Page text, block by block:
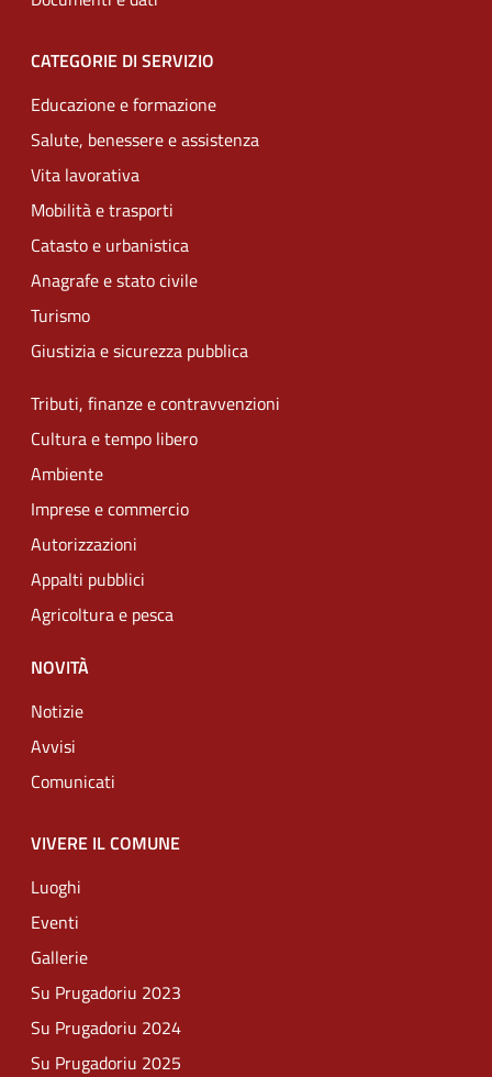
CATEGORIE DI SERVIZIO
Educazione e formazione
Salute, benessere e assistenza
Vita lavorativa
Mobilità e trasporti
Catasto e urbanistica
Anagrafe e stato civile
Turismo
Giustizia e sicurezza pubblica
Tributi, finanze e contravvenzioni
Cultura e tempo libero
Ambiente
Imprese e commercio
Autorizzazioni
Appalti pubblici
Agricoltura e pesca
NOVITÀ
Notizie
Avvisi
Comunicati
VIVERE IL COMUNE
Luoghi
Eventi
Gallerie
Su Prugadoriu 2023
Su Prugadoriu 2024
Su Prugadoriu 2025